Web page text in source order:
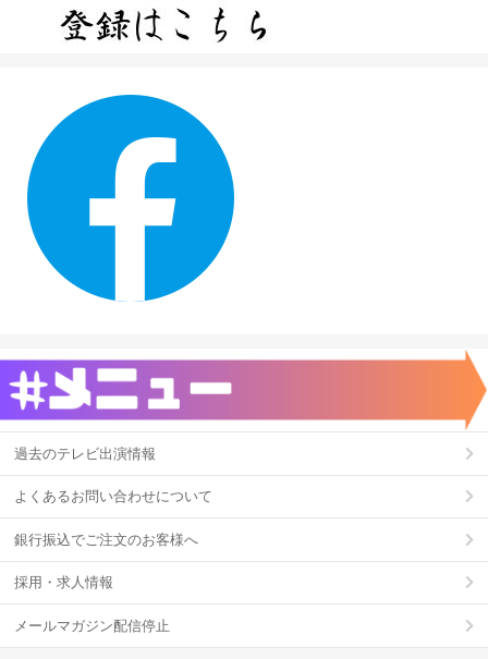
過去のテレビ出演情報
よくあるお問い合わせについて
銀行振込でご注文のお客様へ
採用・求人情報
メールマガジン配信停止